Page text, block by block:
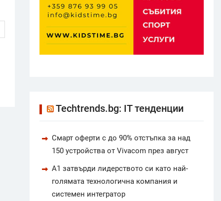
Techtrends.bg: IT тенденции
Смарт оферти с до 90% отстъпка за над
150 устройства от Vivacom през август
А1 затвърди лидерството си като най-
голямата технологична компания и
системен интегратор